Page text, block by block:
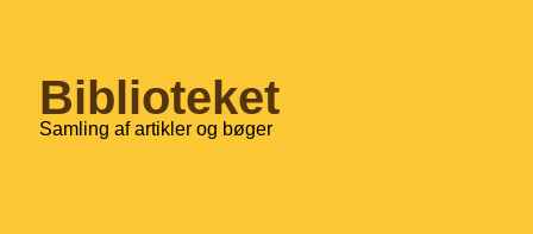
Biblioteket
Samling af artikler og bøger